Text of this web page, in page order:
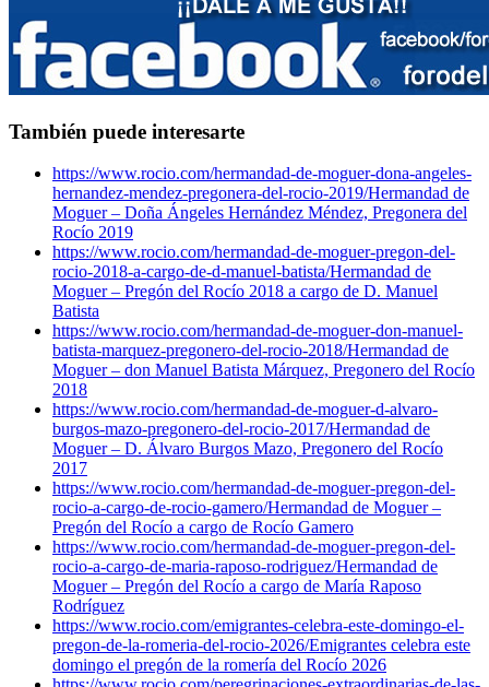
También puede interesarte
https://www.rocio.com/hermandad-de-moguer-dona-angeles-
hernandez-mendez-pregonera-del-rocio-2019/Hermandad de
Moguer – Doña Ángeles Hernández Méndez, Pregonera del
Rocío 2019
https://www.rocio.com/hermandad-de-moguer-pregon-del-
rocio-2018-a-cargo-de-d-manuel-batista/Hermandad de
Moguer – Pregón del Rocío 2018 a cargo de D. Manuel
Batista
https://www.rocio.com/hermandad-de-moguer-don-manuel-
batista-marquez-pregonero-del-rocio-2018/Hermandad de
Moguer – don Manuel Batista Márquez, Pregonero del Rocío
2018
https://www.rocio.com/hermandad-de-moguer-d-alvaro-
burgos-mazo-pregonero-del-rocio-2017/Hermandad de
Moguer – D. Álvaro Burgos Mazo, Pregonero del Rocío
2017
https://www.rocio.com/hermandad-de-moguer-pregon-del-
rocio-a-cargo-de-rocio-gamero/Hermandad de Moguer –
Pregón del Rocío a cargo de Rocío Gamero
https://www.rocio.com/hermandad-de-moguer-pregon-del-
rocio-a-cargo-de-maria-raposo-rodriguez/Hermandad de
Moguer – Pregón del Rocío a cargo de María Raposo
Rodríguez
https://www.rocio.com/emigrantes-celebra-este-domingo-el-
pregon-de-la-romeria-del-rocio-2026/Emigrantes celebra este
domingo el pregón de la romería del Rocío 2026